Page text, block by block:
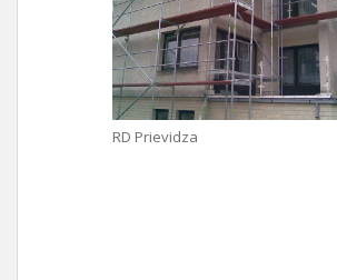
RD Prievidza